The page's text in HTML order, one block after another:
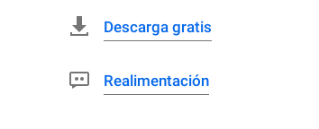
Descarga gratis
Realimentación